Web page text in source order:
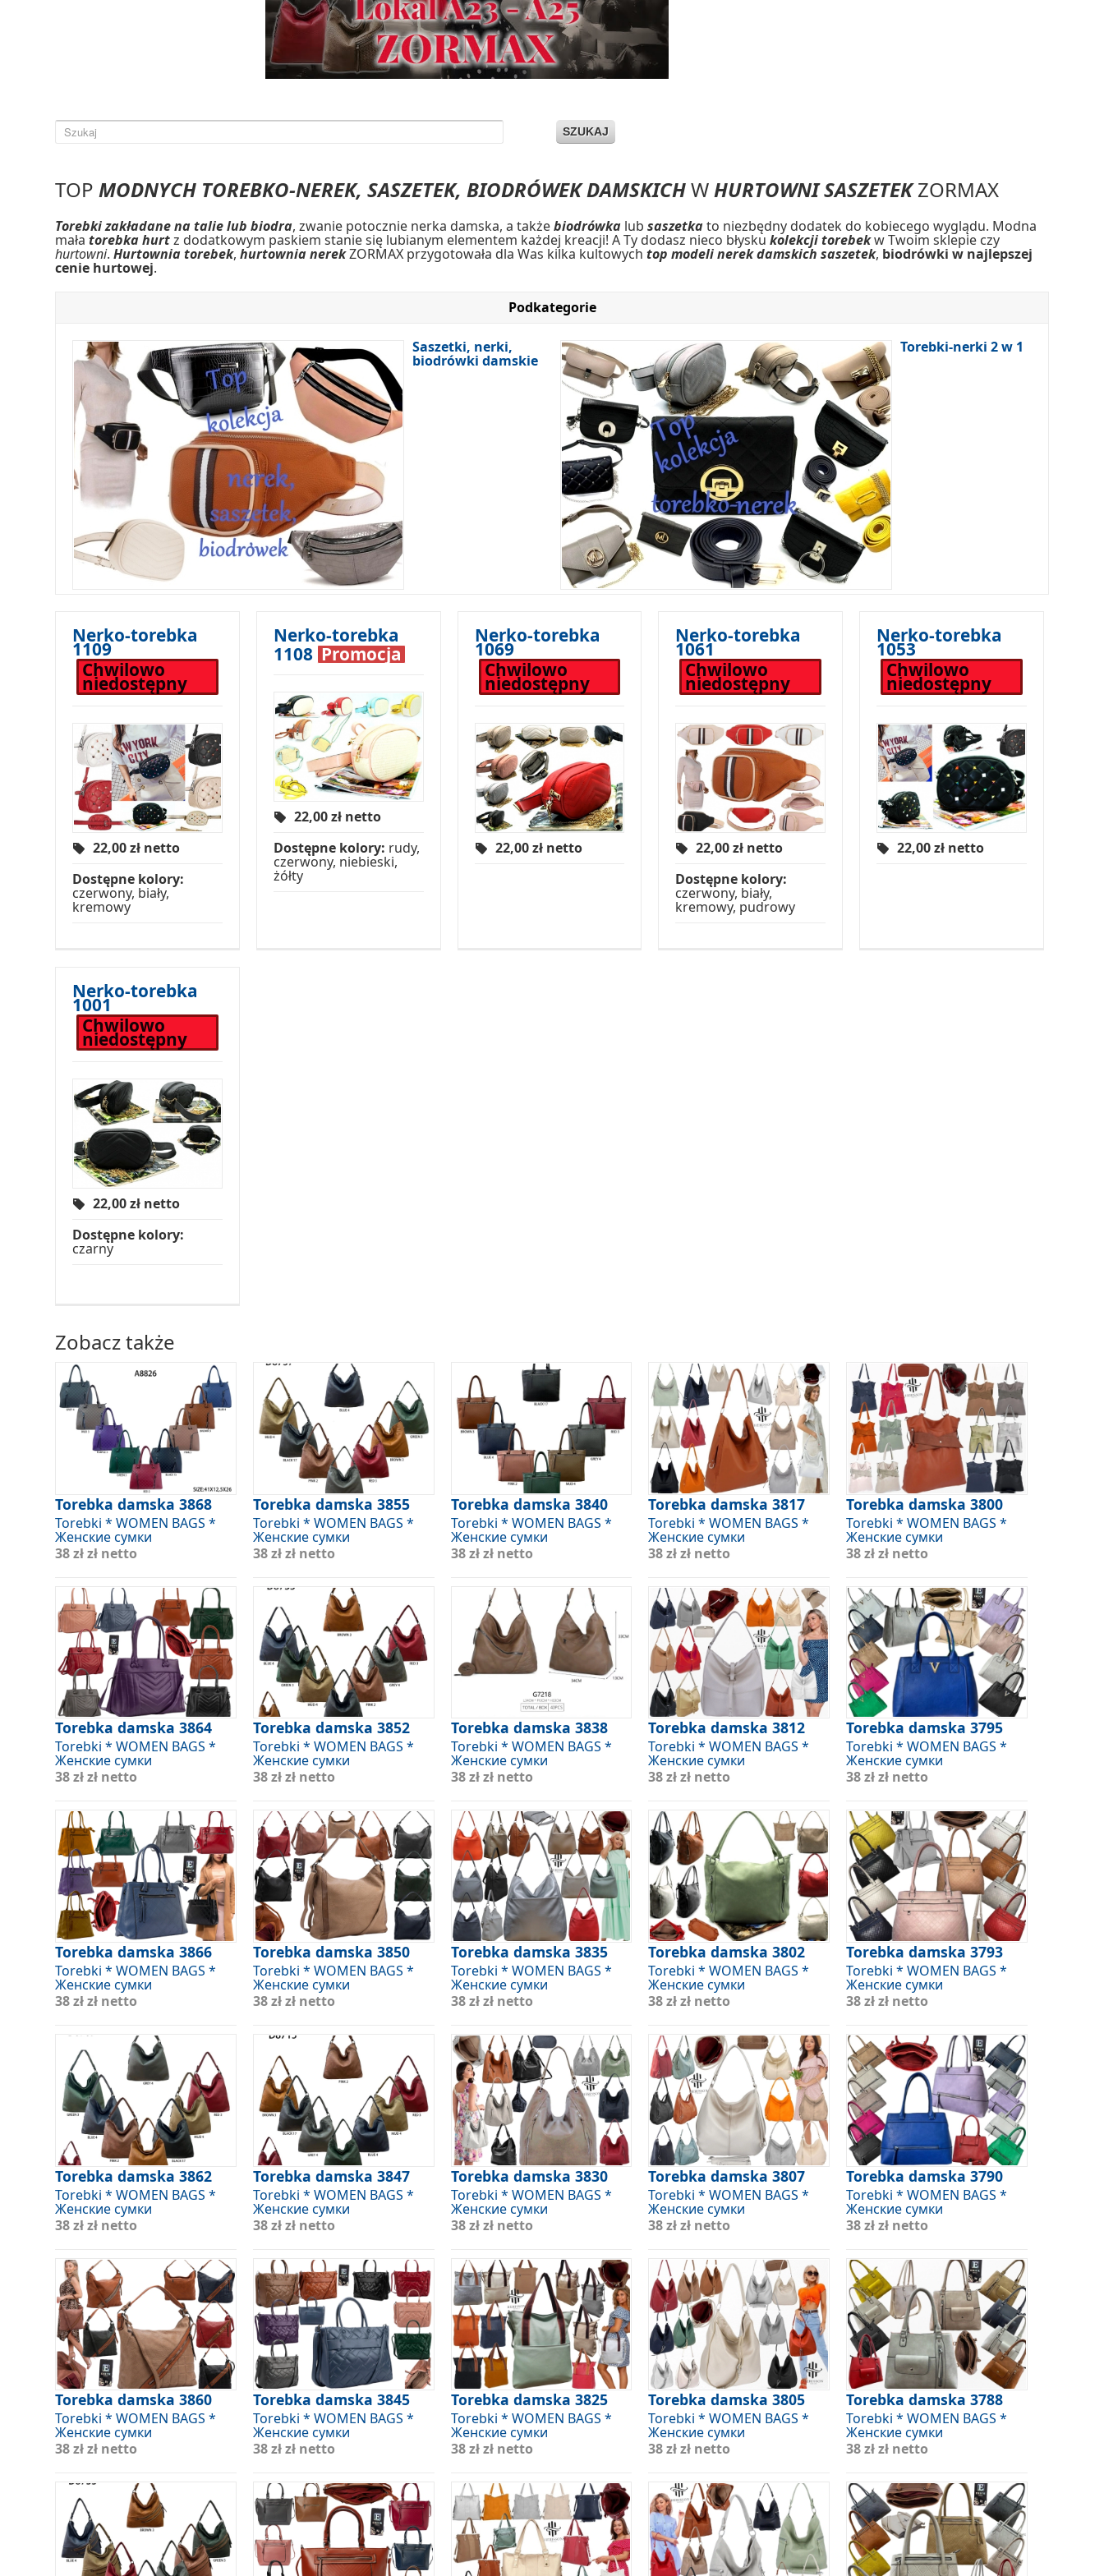
SZUKAJ
TOPMODNYCH TOREBKO-NEREK, SASZETEK, BIODRÓWEK DAMSKICHWHURTOWNI SASZETEKZORMAX
Torebki zakładane na talie lub biodra, zwanie potocznie nerka damska, a takżebiodrówka lubsaszetkato niezbędny dodatek do kobiecego wyglądu. Modna
małatorebka hurtz dodatkowym paskiem stanie się lubianym elementem każdej kreacji! A Ty dodasz nieco błyskukolekcji torebekw Twoim sklepie czy
hurtowni.Hurtownia torebek,hurtownia nerekZORMAX przygotowała dla Was kilka kultowychtop modelinerek damskich saszetek, biodrówki w najlepszej
cenie hurtowej.
Podkategorie
Saszetki, nerki,
biodrówki damskie
Torebki-nerki 2 w 1
Nerko-torebka
1109
Chwilowo
niedostępny
22,00zł netto
Dostępne kolory:
czerwony, biały,
kremowy
Nerko-torebka
1108 Promocja
22,00zł netto
Dostępne kolory: rudy,
czerwony, niebieski,
żółty
Nerko-torebka
1069
Chwilowo
niedostępny
22,00zł netto
Nerko-torebka
1061
Chwilowo
niedostępny
22,00zł netto
Dostępne kolory:
czerwony, biały,
kremowy, pudrowy
Nerko-torebka
1053
Chwilowo
niedostępny
22,00zł netto
Nerko-torebka
1001
Chwilowo
niedostępny
22,00zł netto
Dostępne kolory:
czarny
Zobacz także
Torebka damska 3868
Torebki * WOMEN BAGS *
Женские сумки
38 złzł netto
Torebka damska 3864
Torebki * WOMEN BAGS *
Женские сумки
38 złzł netto
Torebka damska 3866
Torebki * WOMEN BAGS *
Женские сумки
38 złzł netto
Torebka damska 3862
Torebki * WOMEN BAGS *
Женские сумки
38 złzł netto
Torebka damska 3860
Torebki * WOMEN BAGS *
Женские сумки
38 złzł netto
Torebka damska 3855
Torebki * WOMEN BAGS *
Женские сумки
38 złzł netto
Torebka damska 3852
Torebki * WOMEN BAGS *
Женские сумки
38 złzł netto
Torebka damska 3850
Torebki * WOMEN BAGS *
Женские сумки
38 złzł netto
Torebka damska 3847
Torebki * WOMEN BAGS *
Женские сумки
38 złzł netto
Torebka damska 3845
Torebki * WOMEN BAGS *
Женские сумки
38 złzł netto
Torebka damska 3840
Torebki * WOMEN BAGS *
Женские сумки
38 złzł netto
Torebka damska 3838
Torebki * WOMEN BAGS *
Женские сумки
38 złzł netto
Torebka damska 3835
Torebki * WOMEN BAGS *
Женские сумки
38 złzł netto
Torebka damska 3830
Torebki * WOMEN BAGS *
Женские сумки
38 złzł netto
Torebka damska 3825
Torebki * WOMEN BAGS *
Женские сумки
38 złzł netto
Torebka damska 3817
Torebki * WOMEN BAGS *
Женские сумки
38 złzł netto
Torebka damska 3812
Torebki * WOMEN BAGS *
Женские сумки
38 złzł netto
Torebka damska 3802
Torebki * WOMEN BAGS *
Женские сумки
38 złzł netto
Torebka damska 3807
Torebki * WOMEN BAGS *
Женские сумки
38 złzł netto
Torebka damska 3805
Torebki * WOMEN BAGS *
Женские сумки
38 złzł netto
Torebka damska 3800
Torebki * WOMEN BAGS *
Женские сумки
38 złzł netto
Torebka damska 3795
Torebki * WOMEN BAGS *
Женские сумки
38 złzł netto
Torebka damska 3793
Torebki * WOMEN BAGS *
Женские сумки
38 złzł netto
Torebka damska 3790
Torebki * WOMEN BAGS *
Женские сумки
38 złzł netto
Torebka damska 3788
Torebki * WOMEN BAGS *
Женские сумки
38 złzł netto